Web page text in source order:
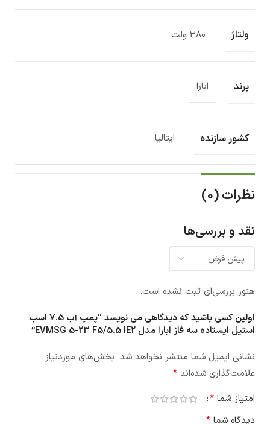
ولتاژ 380 ولت
برند ابارا
کشور سازنده ایتالیا
نظرات (0)
نقد و بررسی‌ها
هنوز بررسی‌ای ثبت نشده است.
اولین کسی باشید که دیدگاهی می نویسد “پمپ آب 7.5 اسب
استيل ایستاده سه فاز ابارا مدل EVMSG 5-23 F5/5.5 IE2”
نشانی ایمیل شما منتشر نخواهد شد. بخش‌های موردنیاز
علامت‌گذاری شده‌اند *
امتیاز شما *
دیدگاه شما *